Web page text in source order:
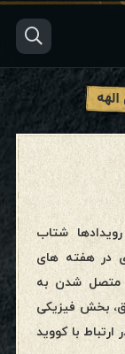
شتاب
در هفته های
متصل شدن به
بخش فیزیکی
با کووید